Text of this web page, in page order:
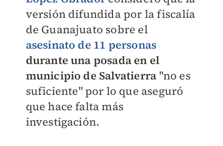
versión difundida por la fiscalía
de Guanajuato sobre el
asesinato de 11 personas
durante una posada en el
municipio de Salvatierra "no es
suficiente" por lo que aseguró
que hace falta más
investigación.